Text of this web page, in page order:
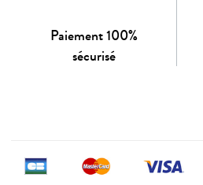
Paiement 100%
sécurisé